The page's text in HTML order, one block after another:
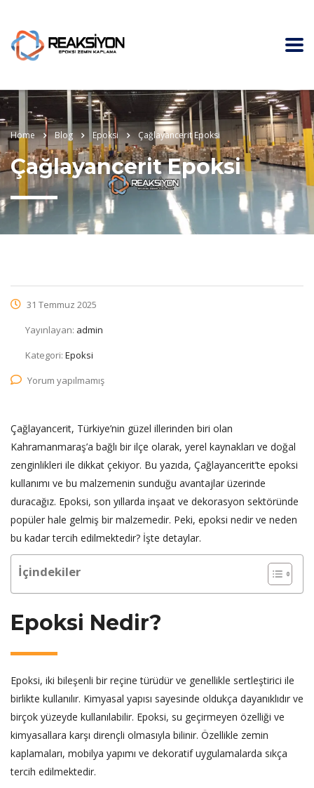
Home Blog Epoksi Çağlayancerit Epoksi
Çağlayancerit Epoksi
31 Temmuz 2025
Yayınlayan: admin
Kategori: Epoksi
Yorum yapılmamış
Çağlayancerit, Türkiye’nin güzel illerinden biri olan
Kahramanmaraş’a bağlı bir ilçe olarak, yerel kaynakları ve doğal
zenginlikleri ile dikkat çekiyor. Bu yazıda, Çağlayancerit’te epoksi
kullanımı ve bu malzemenin sunduğu avantajlar üzerinde
duracağız. Epoksi, son yıllarda inşaat ve dekorasyon sektöründe
popüler hale gelmiş bir malzemedir. Peki, epoksi nedir ve neden
bu kadar tercih edilmektedir? İşte detaylar.
İçindekiler
Epoksi Nedir?
Epoksi, iki bileşenli bir reçine türüdür ve genellikle sertleştirici ile
birlikte kullanılır. Kimyasal yapısı sayesinde oldukça dayanıklıdır ve
birçok yüzeyde kullanılabilir. Epoksi, su geçirmeyen özelliği ve
kimyasallara karşı dirençli olmasıyla bilinir. Özellikle zemin
kaplamaları, mobilya yapımı ve dekoratif uygulamalarda sıkça
tercih edilmektedir.